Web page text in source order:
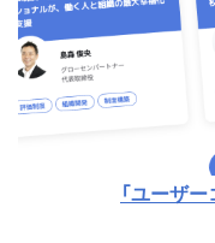
「ユーザ